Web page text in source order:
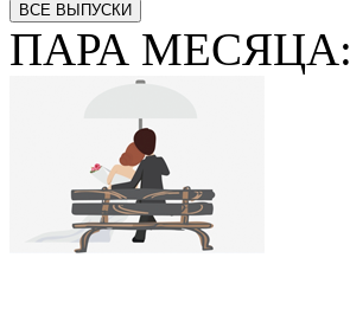
ВСЕ ВЫПУСКИ
ПАРА МЕСЯЦА: